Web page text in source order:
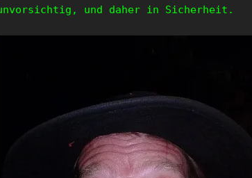
und daher in Sicherheit.